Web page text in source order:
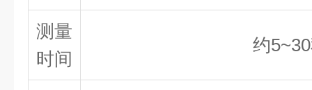
测量
时间
约